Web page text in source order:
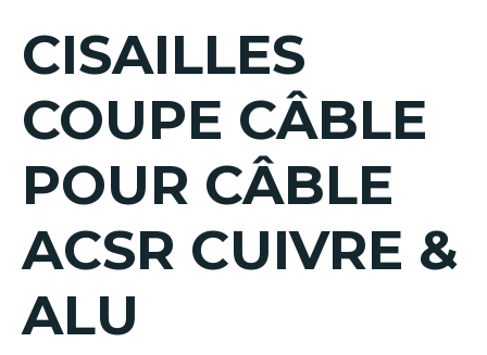
CISAILLES
COUPE CÂBLE
POUR CÂBLE
ACSR CUIVRE &
ALU